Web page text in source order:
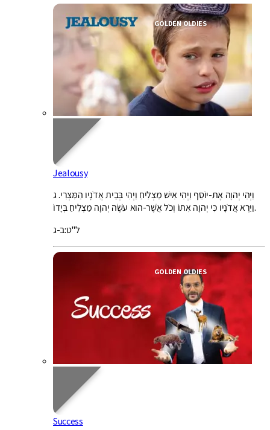
GOLDEN OLDIES
Jealousy
וַיְהִי יְהוָה אֶת-יוֹסֵף וַיְהִי אִישׁ מַצְלִיחַ וַיְהִי בְּבֵית אֲדֹנָיו הַמִּצְרִי. ג
וַיַּרְא אֲדֹנָיו כִּי יְהוָה אִתּוֹ וְכֹל אֲשֶׁר-הוּא עֹשֶׂה יְהוָה מַצְלִיחַ בְּיָדוֹ.
ל"ט:ב-ג
GOLDEN OLDIES
Success